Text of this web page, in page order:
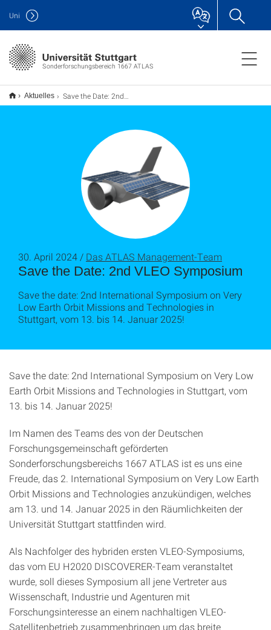
Sonderforschungsbereich 1667 ATLAS
Uni
Aktuelles Save the Date: 2nd VLEO Symposium
Save the Date: 2nd VLEO Symposium
30. April 2024 / Das ATLAS Management-Team
Save the date: 2nd International Symposium on Very
Low Earth Orbit Missions and Technologies in
Stuttgart, vom 13. bis 14. Januar 2025!
Save the date: 2nd International Symposium on Very Low
Earth Orbit Missions and Technologies in Stuttgart, vom
13. bis 14. Januar 2025!
Im Namen des Teams des von der Deutschen
Forschungsgemeinschaft geförderten
Sonderforschungsbereichs 1667 ATLAS ist es uns eine
Freude, das 2. International Symposium on Very Low Earth
Orbit Missions and Technologies anzukündigen, welches
am 13. und 14. Januar 2025 in den Räumlichkeiten der
Universität Stuttgart stattfinden wird.
Als Nachfolger des hybriden ersten VLEO-Symposiums,
das vom EU H2020 DISCOVERER-Team veranstaltet
wurde, soll dieses Symposium all jene Vertreter aus
Wissenschaft, Industrie und Agenturen mit
Forschungsinteresse an einem nachhaltigen VLEO-
Satellitenbetrieb zusammenbringen um das breite